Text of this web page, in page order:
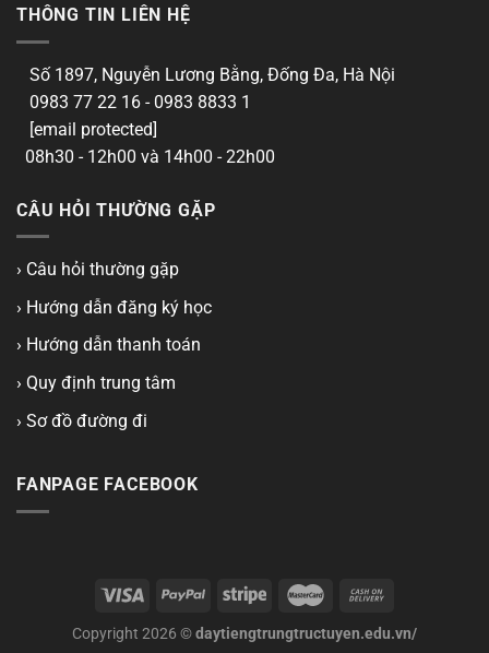
THÔNG TIN LIÊN HỆ
Số 1897, Nguyễn Lương Bằng, Đống Đa, Hà Nội
0983 77 22 16 - 0983 8833 1
[email protected]
08h30 - 12h00 và 14h00 - 22h00
CÂU HỎI THƯỜNG GẶP
› Câu hỏi thường gặp
› Hướng dẫn đăng ký học
› Hướng dẫn thanh toán
› Quy định trung tâm
› Sơ đồ đường đi
FANPAGE FACEBOOK
Copyright 2026 ©daytiengtrungtructuyen.edu.vn/